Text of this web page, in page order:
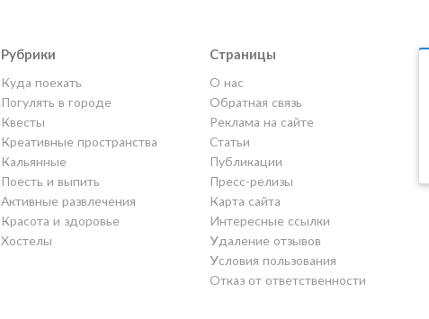
Рубрики
Куда поехать
Погулять в городе
Квесты
Креативные пространства
Кальянные
Поесть и выпить
Активные развлечения
Красота и здоровье
Хостелы
Страницы
О нас
Обратная связь
Реклама на сайте
Статьи
Публикации
Пресс-релизы
Карта сайта
Интересные ссылки
Удаление отзывов
Условия пользования
Отказ от ответственности